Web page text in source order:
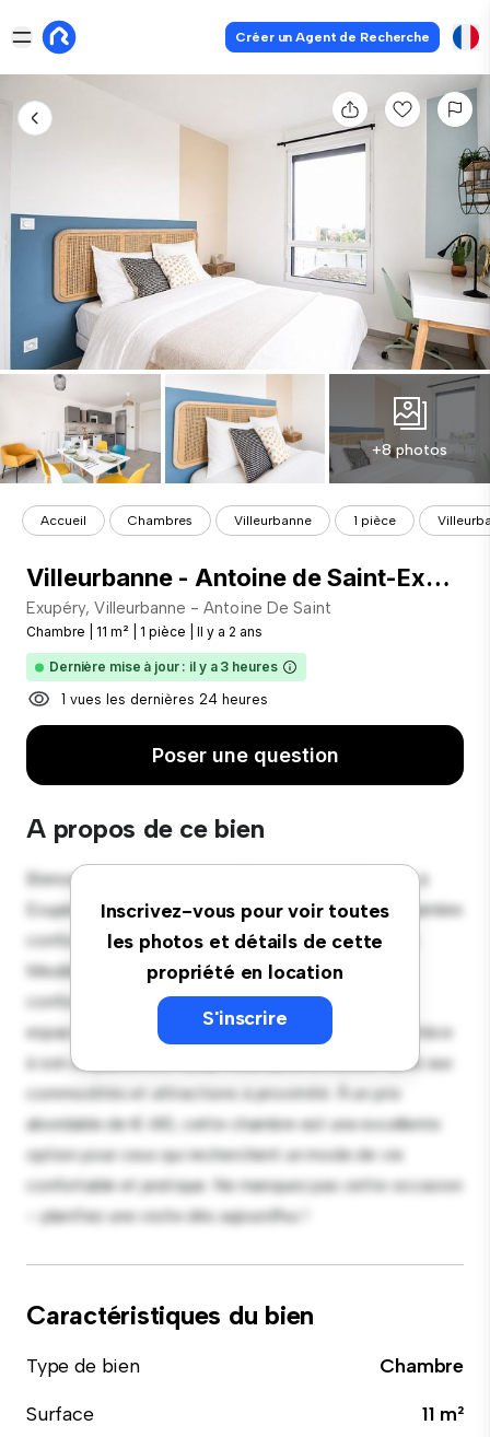
Créer un Agent de Recherche
+8 photos
Accueil Chambres Villeurbanne 1 pièce
Villeurbanne - Antoine de Saint-Exupéry - Chambre 5
Exupéry, Villeurbanne - Antoine De Saint
Chambre 11 m² 1 pièce Il y a 2 ans
Dernière mise à jour : il y a 3 heures
1 vues les dernières 24 heures
Poser une question
A propos de ce bien
Inscrivez-vous pour voir toutes
les photos et détails de cette
propriété en location
S'inscrire
Bienvenue dans votre nouvelle retraite confortable à
Exupéry, Villeurbanne - Antoine De Saint ! Cette chambre
confortable offre un espace de vie paisible et privé.
Meublée avec les éléments essentiels pour votre
confort, cette chambre offre un lit confortable, un
espace de travail et des solutions de rangement. Grâce
à son emplacement idéal, vous aurez un accès facile aux
commodités et attractions à proximité. À un prix
abordable de € 610, cette chambre est une excellente
option pour ceux qui recherchent un mode de vie
confortable et pratique. Ne manquez pas cette occasion
– planifiez une visite dès aujourd'hui !
Caractéristiques du bien
Type de bien
Chambre
Surface
11 m²